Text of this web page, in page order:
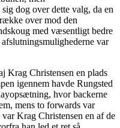
dog over dette valg, da en
over mod den
med væsentligt bedre
var
Krag Christensen en plads
igennem havde Rungsted
hvor backerne
mens to forwards var
Krag Christensen en af de